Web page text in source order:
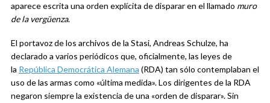
aparece escrita una orden explícita de disparar en el llamado muro
de la vergüenza.
El portavoz de los archivos de la Stasi, Andreas Schulze, ha
declarado a varios periódicos que, oficialmente, las leyes de
la República Democrática Alemana (RDA) tan sólo contemplaban el
uso de las armas como «última medida». Los dirigentes de la RDA
negaron siempre la existencia de una «orden de disparar». Sin